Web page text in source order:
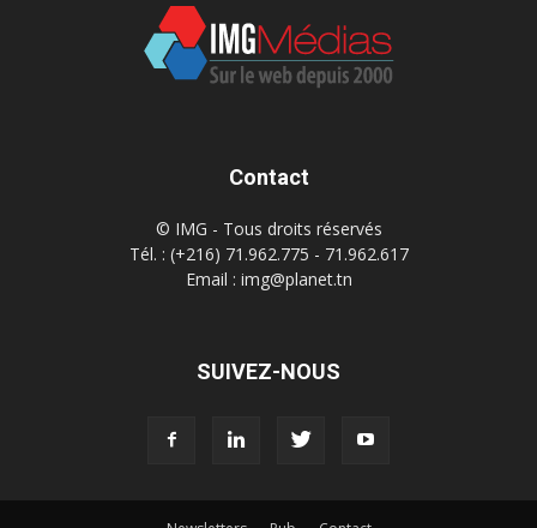
Contact
© IMG - Tous droits réservés
Tél. : (+216) 71.962.775 - 71.962.617
Email : img@planet.tn
SUIVEZ-NOUS